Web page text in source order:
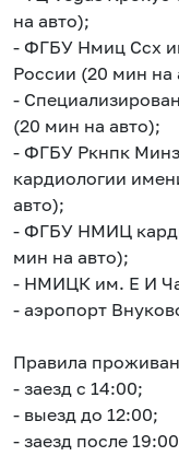
на авто);
- ФГБУ Нмиц Ссх
России (20 мин на
-
(20 мин на авто);
- ФГБУ Ркнпк
кардиологии
авто);
- ФГБУ НМИЦ
мин на авто);
- НМИЦК им. Е И
- аэропорт
Правила
- заезд с 14:00;
- выезд до 12:00;
- заезд после